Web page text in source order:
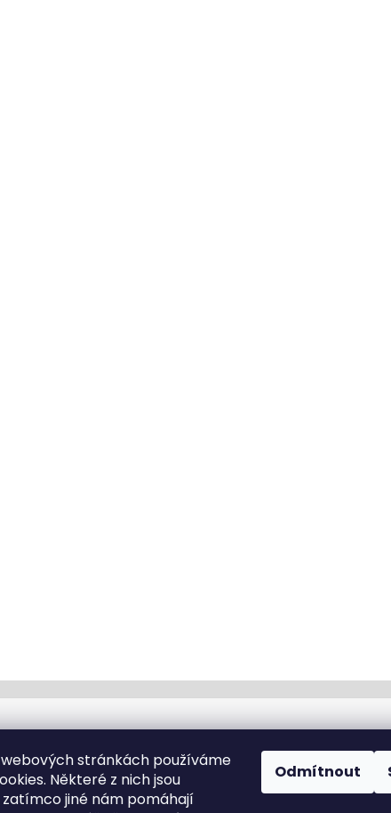
webových stránkách používáme
Některé z nich jsou
jiné nám pomáhají
Odmítnout
@cyklotomek.cz